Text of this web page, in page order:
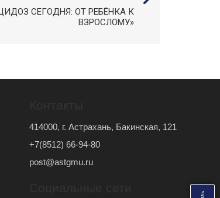
СЕГОДНЯ: ОТ РЕБЁНКА К
ВЗРОСЛОМУ»
414000, г. Астрахань, Бакинская, 121
+7(8512) 66-94-80
post@astgmu.ru